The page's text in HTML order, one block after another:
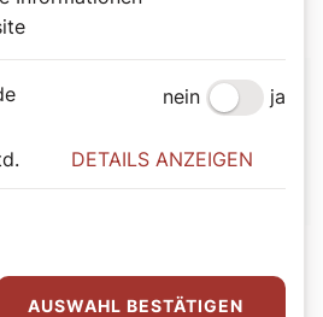
nein ja
DETAILS ANZEIGEN
AUSWAHL BESTÄTIGEN